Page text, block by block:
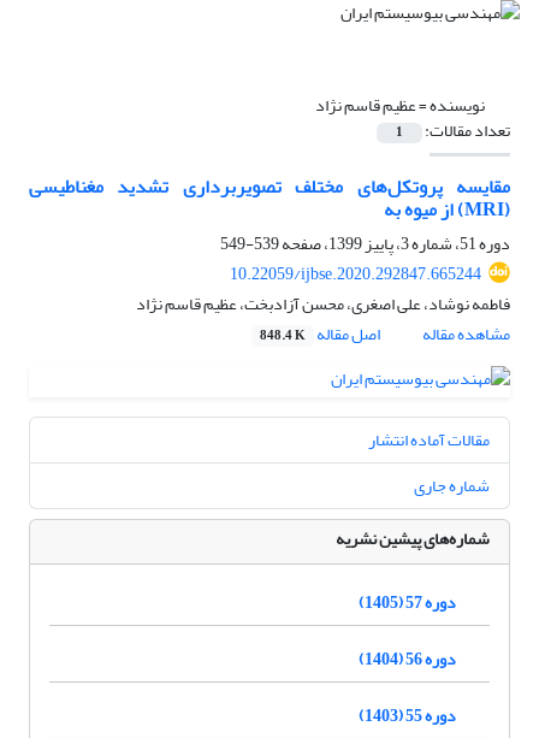
نویسنده =عظیم قاسم نژاد
تعداد مقالات: 1
مقایسه پروتکل‌های مختلف تصویربرداری تشدید مغناطیسی
(MRI) از میوه به
دوره 51، شماره 3، پاییز 1399، صفحه
539-549
10.22059/ijbse.2020.292847.665244
فاطمه نوشاد، علی اصغری، محسن آزادبخت، عظیم قاسم نژاد
مشاهده مقاله
اصل مقاله 848.4 K
مقالات آماده انتشار
شماره جاری
شماره‌های پیشین نشریه
دوره 57 (1405)
دوره 56 (1404)
دوره 55 (1403)